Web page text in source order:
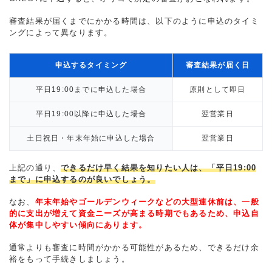
審査結果が届くまでにかかる時間は、以下のように申込のタイミ
ングによって異なります。
申込するタイミング 審査結果が届く日
平日19:00までに申込した場合 原則として即日
平日19:00以降に申込した場合 翌営業日
土日祝日・年末年始に申込した場合 翌営業日
上記の通り、できるだけ早く結果を知りたい人は、「平日19:00
まで」に申込するのが良いでしょう。
なお、 年末年始やゴールデンウィークなどの大型連休前は、一般
的に支出が増えて資金ニーズが高まる時期でもあるため、申込自
体が集中しやすい傾向にあります。
通常よりも審査に時間がかかる可能性があるため、できるだけ余
裕をもって手続きしましょう。